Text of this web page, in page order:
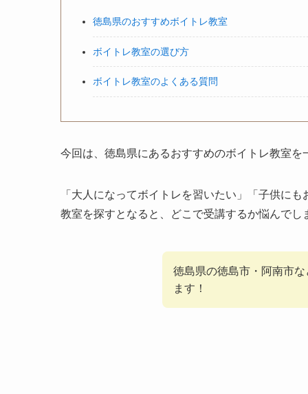
徳島県のおすすめボイトレ教室
ボイトレ教室の選び方
ボイトレ教室のよくある質問
今回は、徳島県にあるおすすめのボイトレ教室を
「大人になってボイトレを習いたい」「子供に
教室を探すとなると、どこで受講するか悩んでし
徳島県の徳島市・阿南市
ます！